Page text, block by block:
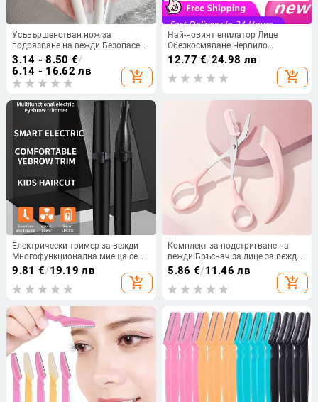
Усъвършенстван нож за
подрязване на вежди Безопасен
инструмент против надраскване
Инструмент за бръснене на
вежди за мъже и жени Комплект
инструменти за красота за
начинаещи Бръснач за вежди
3.14 - 8.50 €/
6.14 - 16.62 лв
add_shopping_cart
Най-новият епилатор Лице
Обезкосмяване Червило
Самобръсначка Електрически
тример за вежди Дамски Уред за
премахване на косми USB
зареждане Мини самобръсначка
12.77 €/24.98 лв
add_shopping_cart
Електрически тример за вежди
Многофункционална миеща се
самобръсначка за вежди Дамски
не нараняват кожата Бебешка
мъжка самобръсначка
9.81 €/19.19 лв
add_shopping_cart
Комплект за подстригване на
вежди Бръснач за лице за вежди
за жени Професионални ножици
за вежди с гребен Тример за
вежди Инструменти за красота
5.86 €/11.46 лв
add_shopping_cart